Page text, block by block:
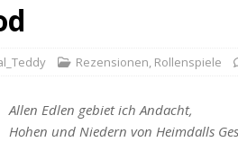
Rezensionen, Rollenspiele
Allen Edlen gebiet ich Andacht,
Hohen und Niedern von Heimdalls